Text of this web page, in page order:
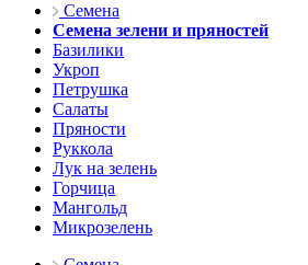
Семена
Семена зелени и пряностей
Базилики
Укроп
Петрушка
Салаты
Пряности
Руккола
Лук на зелень
Горчица
Мангольд
Микрозелень